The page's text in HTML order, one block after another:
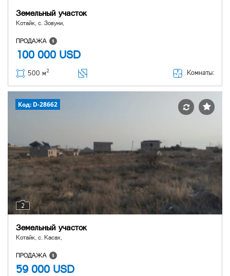
Земельный участок
Котайк, с. Зовуни,
ПРОДАЖА
100 000 USD
500 м2 Комнаты:
2
Код: D-28662
Земельный участок
Котайк, с. Касах,
ПРОДАЖА
59 000 USD